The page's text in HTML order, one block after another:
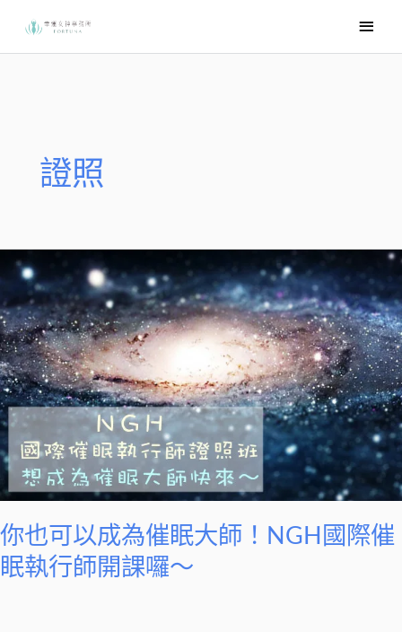
要
證照
你也可以成為催眠大師！NGH國際催
眠執行師開課囉～
可
以
成
為
催
眠
大
師！
NGH
國
催